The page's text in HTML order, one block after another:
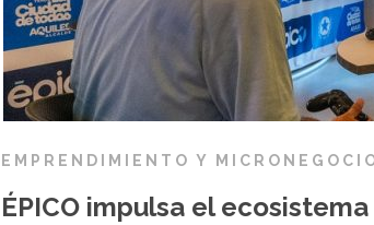
EMPRENDIMIENTO Y
ÉPICO impulsa el